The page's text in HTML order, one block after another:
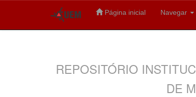
Página inicial Navegar
REPOSITÓRIO
DE